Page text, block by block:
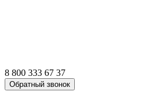
8 800 333 67 37
Обратный звонок